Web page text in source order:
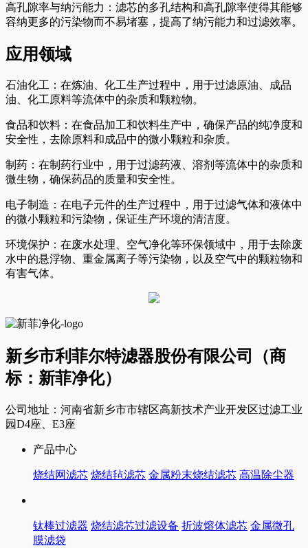
高孔隙率与纳污能力：滤芯的多孔结构和高孔隙率使得其能够
容纳更多的污染物而不易堵塞，提高了纳污能力和过滤效率。
应用领域
石油化工：在炼油、化工生产过程中，用于过滤原油、成品
油、化工原料等流体中的杂质和颗粒物。
食品和饮料：在食品加工和饮料生产中，确保产品的纯净度和
安全性，去除原料和成品中的微小颗粒和杂质。
制药：在制药行业中，用于过滤药液、溶剂等流体中的杂质和
微生物，确保药品的质量和安全性。
电子制造：在电子元件的生产过程中，用于过滤气体和液体中
的微小颗粒和污染物，保证生产环境的清洁度。
环境保护：在废水处理、空气净化等环保领域中，用于去除废
水中的悬浮物、重金属离子等污染物，以及空气中的颗粒物和
有害气体。
新乡市利菲尔特滤器股份有限公司（商
标：新菲净化）
公司地址：河南省新乡市市辖区高新技术产业开发区过滤工业
园D4座、E3座
产品中心
烧结网滤芯 烧结毡滤芯 金属粉末烧结滤芯 高温除尘器
钛棒过滤器 烧结滤芯过滤设备 折波熔体滤芯 金属微孔
膜滤袋